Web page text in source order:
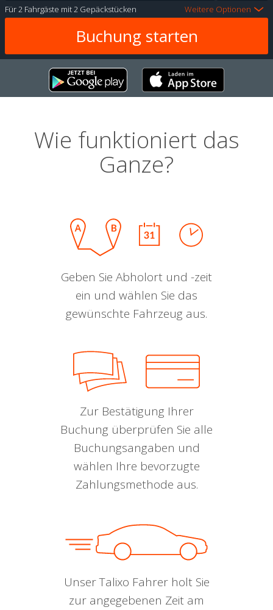
Für2 Fahrgäste mit2 Gepäckstücken Weitere Optionen
Wie funktioniert das
Ganze?
Geben Sie Abholort und -zeit
ein und wählen Sie das
gewünschte Fahrzeug aus.
Zur Bestätigung Ihrer
Buchung überprüfen Sie alle
Buchungsangaben und
wählen Ihre bevorzugte
Zahlungsmethode aus.
Unser Talixo Fahrer holt Sie
zur angegebenen Zeit am